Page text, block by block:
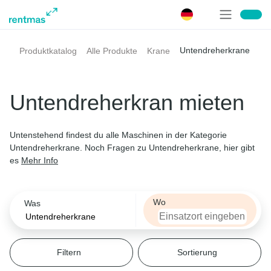
Produktkatalog Alle Produkte Krane Untendreherkrane
Untendreherkran mieten
Untenstehend findest du alle Maschinen in der Kategorie
Untendreherkrane. Noch Fragen zu Untendreherkrane, hier gibt
es Mehr Info
Was Wo
Filtern Sortierung
Tragfähigkeit bei max. Ausladung
Tragfähigkeit bei max. Ausladung
Tragfähigkeit bei max. Ausladung
Max. Ausladung
Max. Ausladung
Max. Ausladung
Max. Hakenhöhe
Max. Hakenhöhe
Marke
Marke
Marke
Liebherr
San Marco
Relevanz
Preis